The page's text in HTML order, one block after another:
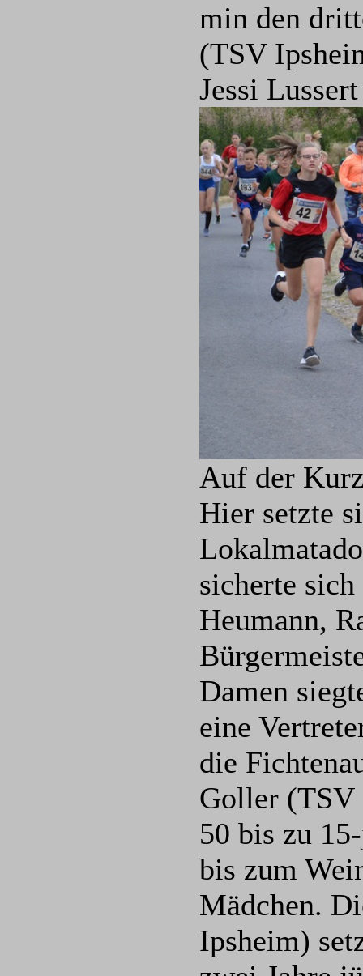
min den
(TSV
Jessi
Auf der
Hier setzte
sicherte sich
Heumann,
Damen
eine
die
Goller
50 bis zu
bis zum
Mädchen.
Ipsheim)